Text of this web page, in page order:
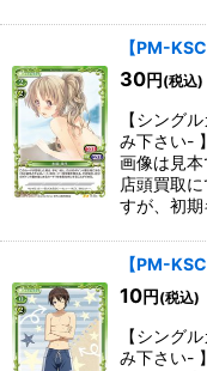
【PM-
30円 (税込)
【シング
み下さい-
画像は見
店頭買取
すが、初
【PM-
10円 (税込)
【シング
み下さい-